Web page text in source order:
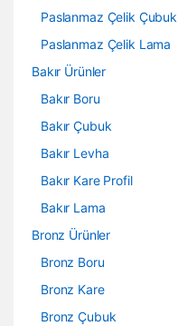
Paslanmaz Çelik Çubuk
Paslanmaz Çelik Lama
Bakır Ürünler
Bakır Boru
Bakır Çubuk
Bakır Levha
Bakır Kare Profil
Bakır Lama
Bronz Ürünler
Bronz Boru
Bronz Kare
Bronz Çubuk